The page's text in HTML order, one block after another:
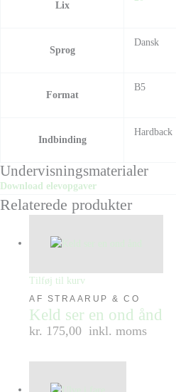
Lix
Sprog
Dansk
Format
B5
Indbinding
Hardback
Undervisningsmaterialer
Download elevopgaver
Relaterede produkter
Tilføj til kurv
AF STRAARUP & CO
Keld ser en ond ånd
kr. 175,00 inkl. moms